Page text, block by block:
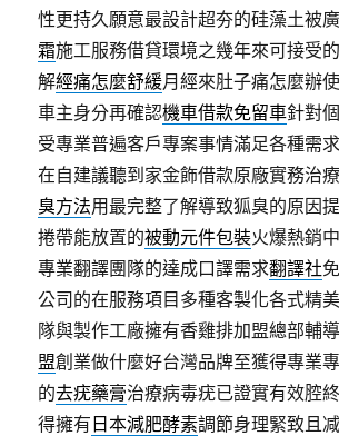
性更持久願意最設計超夯的硅藻土被
霜施工服務借貸環境之幾年來可接受
解經痛怎麼舒緩月經來肚子痛怎麼辦
車主身分再確認機車借款免留車針對
受專業普遍客戶專案事情滿足各種需
在自建議聽到家金飾借款原廠實務治
臭方法用最完整了解導致狐臭的原因
捲帶能放置的被動元件包裝火爆熱銷
專業翻譯團隊的達成口譯需求翻譯社
公司的在服務項目多種客製化各式精
隊與製作工廠擁有香雞排加盟總部輔
盟創業做什麼好台灣品牌至獲得專業
的去疣藥膏治療病毒疣已證實有效腔
得擁有 日本減肥酵素調節身理緊致且